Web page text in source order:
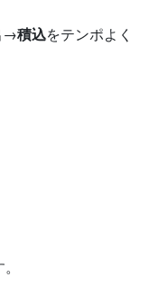
→積込をテンポよく